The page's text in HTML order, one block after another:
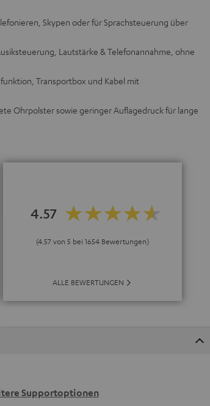
Skypen oder für Sprachsteuerung über
Lautstärke & Telefonannahme, ohne
Transportbox und Kabel mit
Ohrpolster sowie geringer Auflagedruck für lange
4.57
(4.57 von 5 bei 1654 Bewertungen)
ALLE BEWERTUNGEN
Supportoptionen